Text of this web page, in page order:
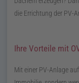
die Errichtung der PV-
Ihre Vorteile mit
Mit einer PV-Anlage